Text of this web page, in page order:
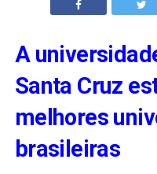
A
Santa Cruz
melhores
brasileiras